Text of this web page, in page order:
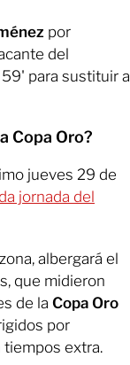
por
del
para sustituir a
Copa Oro?
jueves 29 de
jornada del
albergará el
que midieron
de la Copa Oro
por
extra.